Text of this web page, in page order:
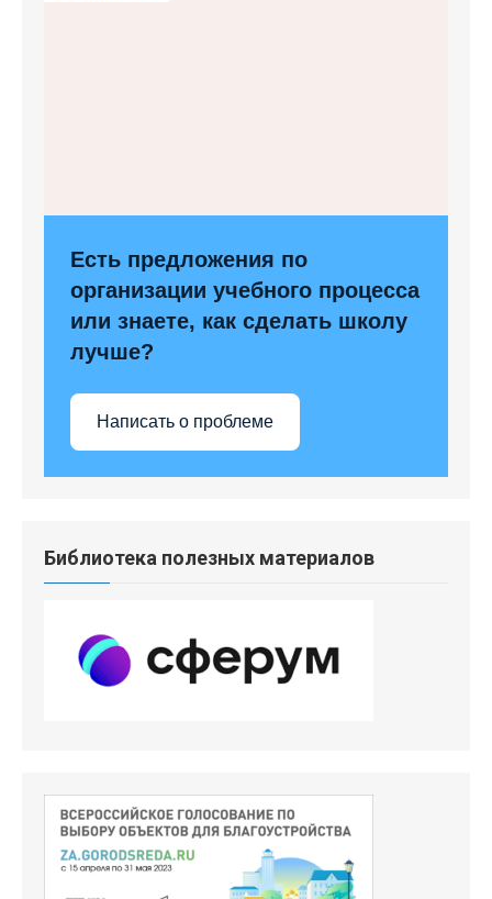
Есть предложения по
организации учебного процесса
или знаете, как сделать школу
лучше?
Написать о проблеме
Библиотека полезных материалов